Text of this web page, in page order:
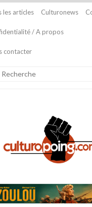
les articles Culturonews
/ A propos
contacter